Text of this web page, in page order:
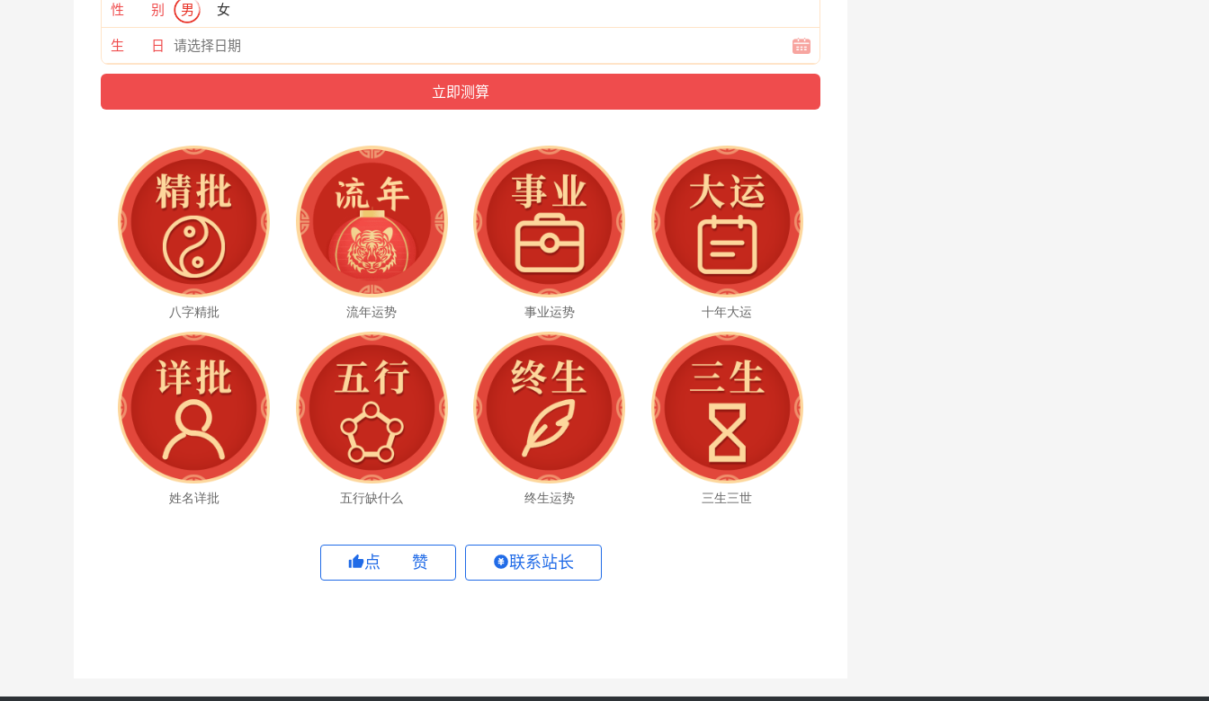
6：打造时尚夜市，共享一城繁华。
7：唤醒市民记忆，点燃夜市经济。
8：
版权声明：本文内容由互联网用户自发贡献，该文观点仅代表作者本人。本站仅提供信息存储空间服务，不拥有所有权，不
承担相关法律责任。如发现本站有涉嫌抄袭侵权/违法违规的内容，请联系站长举报，一经查实，本站将立刻删除。转载请注
明出处：
http://www.xiaochi166.com/zhzs/176712418254373.html
性 别 男 女
生 日
八字精批 流年运势 事业运势 十年大运
姓名详批 五行缺什么 终生运势 三生三世
点 赞 联系站长